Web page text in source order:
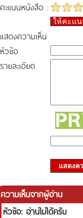
คะแนนหนังสือ :
ให้คะแ
แสดงความเห็น
หัวข้อ
รายละเอียด
แสดงค
ความเห็นจากผู้อ่าน
หัวข้อ: อ่านไม่ได้ครับ